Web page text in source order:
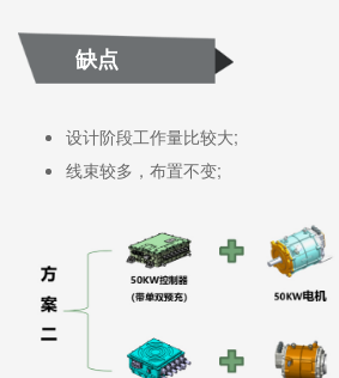
缺点
设计阶段工作量比较大;
线束较多，布置不变;